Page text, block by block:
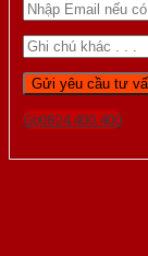
Gọi 0824.400.400